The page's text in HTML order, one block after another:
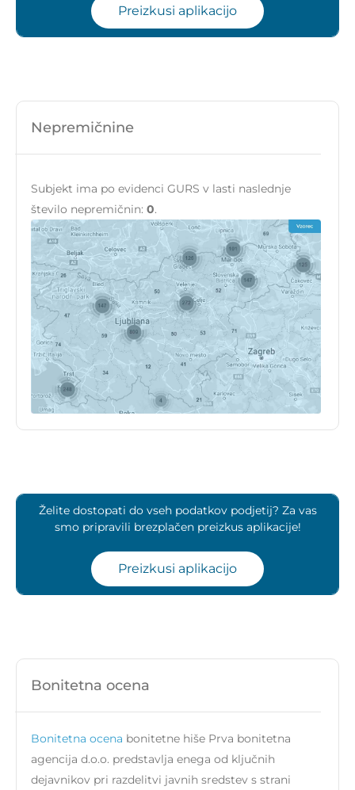
Preizkusi aplikacijo
Nepremičnine
Subjekt ima po evidenci GURS v lasti naslednje
število nepremičnin: 0.
Želite dostopati do vseh podatkov podjetij? Za vas
smo pripravili brezplačen preizkus aplikacije!
Preizkusi aplikacijo
Bonitetna ocena
Bonitetna ocena bonitetne hiše Prva bonitetna
agencija d.o.o. predstavlja enega od ključnih
dejavnikov pri razdelitvi javnih sredstev s strani